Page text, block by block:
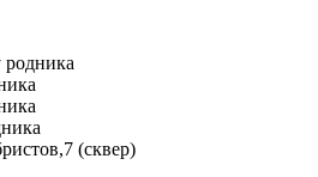
родника
(сквер)